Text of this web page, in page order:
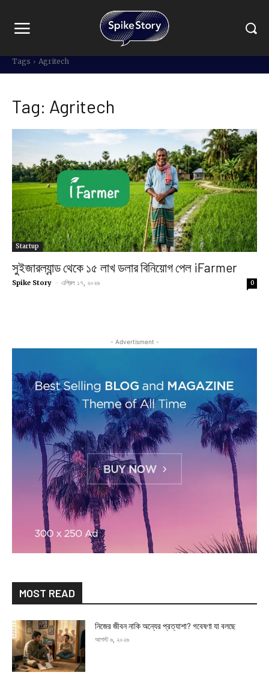
Tags Agritech
Tag: Agritech
Startup
সুইজারল্যান্ড থেকে ১৫ লাখ ডলার বিনিয়োগ পেল iFarmer
Spike Story - এপ্রিল ১৭, ২০২৬ 0
- Advertisment -
MOST READ
নিজের জীবন নাকি অন্যের প্রত্যাশা? গবেষণা যা বলছে
আগস্ট ৬, ২০২৬